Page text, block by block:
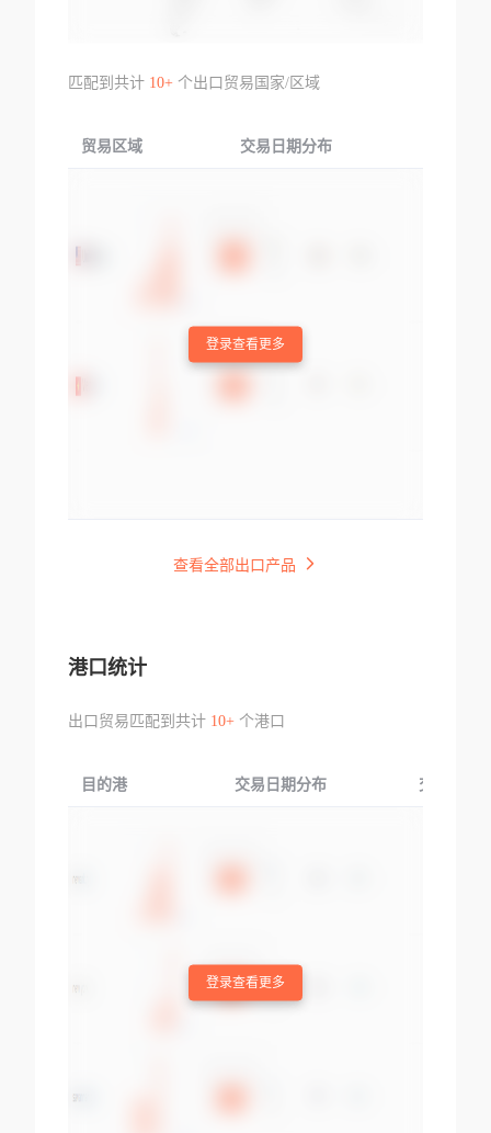
匹配到共计 10+个出口贸易国家/区域
贸易区域 交易日期分布
登录查看更多
查看全部出口产品
港口统计
出口贸易匹配到共计 10+个港口
目的港 交易日期分布 交易产品
登录查看更多